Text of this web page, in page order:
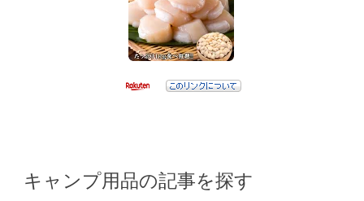
キャンプ用品の記事を探す